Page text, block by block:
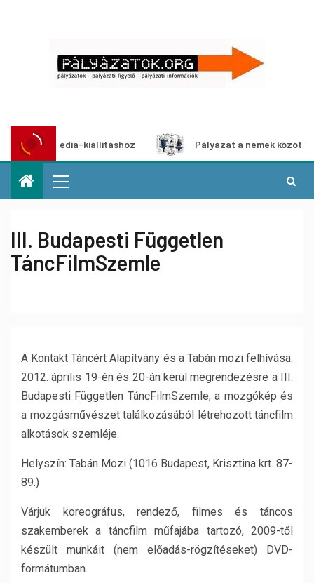
kiállításhoz Pályázat a nemek közötti
III. Budapesti Független
TáncFilmSzemle
A Kontakt Táncért Alapítvány és a Tabán mozi felhívása.
2012. április 19-én és 20-án kerül megrendezésre a III.
Budapesti Független TáncFilmSzemle, a mozgókép és
a mozgásművészet találkozásából létrehozott táncfilm
alkotások szemléje.
Helyszín: Tabán Mozi (1016 Budapest, Krisztina krt. 87-
89.)
Várjuk koreográfus, rendező, filmes és táncos
szakemberek a táncfilm műfajába tartozó, 2009-től
készült munkáit (nem előadás-rögzítéseket) DVD-
formátumban.